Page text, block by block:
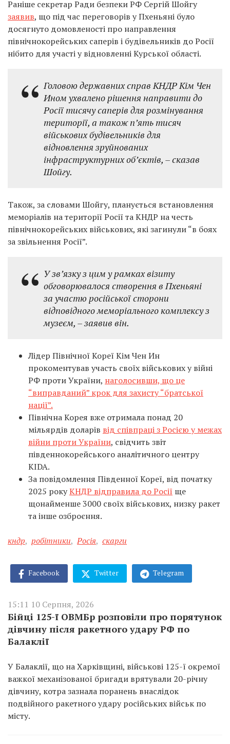
Раніше секретар Ради безпеки РФ Сергій Шойгу
заявив, що під час переговорів у Пхеньяні було
досягнуто домовленості про направлення
північнокорейських саперів і будівельників до Росії
нібито для участі у відновленні Курської області.
Головою державних справ КНДР Кім Чен
Ином ухвалено рішення направити до
Росії тисячу саперів для розмінування
території, а також п’ять тисяч
військових будівельників для
відновлення зруйнованих
інфраструктурних об’єктів, – сказав
Шойгу.
Також, за словами Шойгу, планується встановлення
меморіалів на території Росії та КНДР на честь
північнокорейських військових, які загинули “в боях
за звільнення Росії”.
У зв’язку з цим у рамках візиту
обговорювалося створення в Пхеньяні
за участю російської сторони
відповідного меморіального комплексу з
музеєм, – заявив він.
Лідер Північної Кореї Кім Чен Ин
прокоментував участь своїх військових у війні
РФ проти України, наголосивши, що це
“виправданий” крок для захисту “братської
нації”.
Північна Корея вже отримала понад 20
мільярдів доларів від співпраці з Росією у межах
війни проти України, свідчить звіт
південнокорейського аналітичного центру
KIDA.
За повідомлення Південної Кореї, від початку
2025 рокуКНДР відправила до Росії ще
щонайменше 3000 своїх військових, низку ракет
та інше озброєння.
кндр, робітники, Росія, скарги
Facebook Twitter Telegram
15:11 10 Серпня, 2026
Бійці 125-ї ОВМБр розповіли про порятунок
дівчину після ракетного удару РФ по
Балаклії
У Балаклії, що на Харківщині, військові 125-ї окремої
важкої механізованої бригади врятували 20-річну
дівчину, котра зазнала поранень внаслідок
подвійного ракетного удару російських військ по
місту.